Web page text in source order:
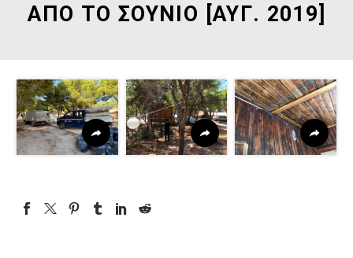
ΑΠΟ ΤΟ ΣΟΥΝΙΟ [ΑΥΓ. 2019]